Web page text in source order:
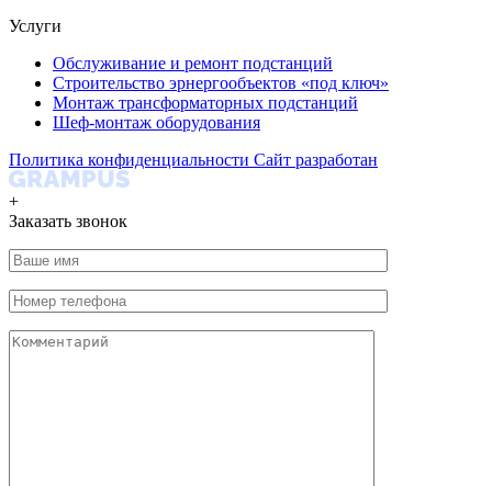
Услуги
Обслуживание и ремонт подстанций
Строительство эрнергообъектов «под ключ»
Монтаж трансформаторных подстанций
Шеф-монтаж оборудования
Политика конфиденциальности Сайт разработан
+
Заказать звонок